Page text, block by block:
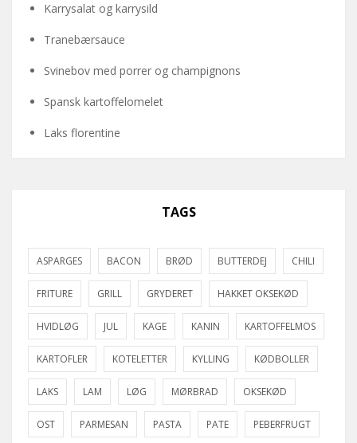
Karrysalat og karrysild
Tranebærsauce
Svinebov med porrer og champignons
Spansk kartoffelomelet
Laks florentine
TAGS
ASPARGES BACON BRØD BUTTERDEJ CHILI
FRITURE GRILL GRYDERET HAKKET OKSEKØD
HVIDLØG JUL KAGE KANIN KARTOFFELMOS
KARTOFLER KOTELETTER KYLLING KØDBOLLER
LAKS LAM LØG MØRBRAD OKSEKØD
OST PARMESAN PASTA PATE PEBERFRUGT